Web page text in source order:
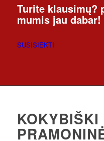
Turite klausimų?
mumis jau dabar!
SUSISIEKTI
KOKYBIŠKI